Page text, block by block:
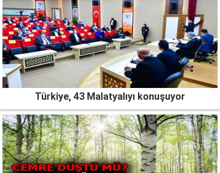
Türkiye, 43 Malatyalıyı konuşuyor